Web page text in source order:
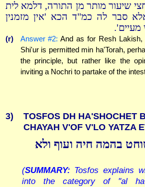
שיעור מותר מן התורה, דלמא לית
סבר לה כמ"ד הכא 'אין מזמנין
מעיים'.
(r) Answer #2: And as for Resh
Shi'ur is permitted min ha'Torah,
the principle, but rather like the
inviting a Nochri to partake of the
3)
TOSFOS DH HA'SHOCHET
CHAYAH V'OF V'LO YATZA
בהמה חיה ועוף ולא
(SUMMARY: Tosfos explains
into the category of "al